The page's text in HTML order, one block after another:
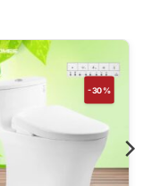
-30%